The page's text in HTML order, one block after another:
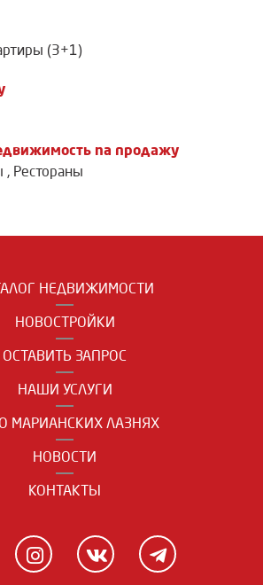
(3+1)
na продажу
, Рестораны
НЕДВИЖИМОСТИ
НОВОСТРОЙКИ
ОСТАВИТЬ ЗАПРОС
НАШИ УСЛУГИ
МАРИАНСКИХ ЛАЗНЯХ
НОВОСТИ
КОНТАКТЫ